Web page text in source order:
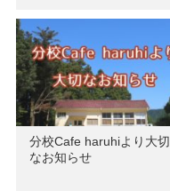
分校Cafe haruhiより大切
なお知らせ